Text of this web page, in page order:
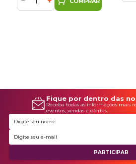
Fique por dentro das
Receba todas as informações mais
eventos, vendas e ofertas.